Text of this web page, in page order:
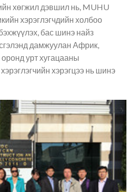
хөгжил дэвшил нь, MUHU
хэрэглэгчдийн холбоо
бас шинэ найз
дамжуулан Африк,
урт хугацааны
хэрэгцээ нь шинэ